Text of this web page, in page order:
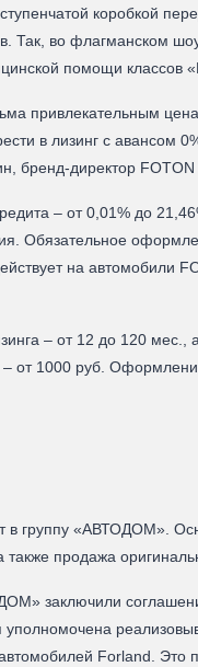
коробкой
Так, во флагманском
помощи классов
привлекательным
в лизинг с авансом
бренд-директор
– от 0,01% до
Обязательное
на автомобили
– от 12 до 120 мес.,
от 1000 руб.
группу «АВТОДОМ».
продажа
заключили
Forland.